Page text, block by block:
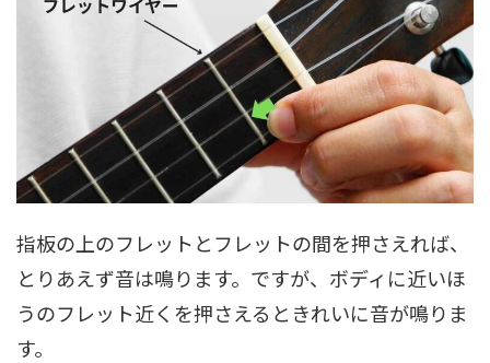
指板の上のフレットとフレットの間を押さえれば、
とりあえず音は鳴ります。ですが、ボディに近いほ
うのフレット近くを押さえるときれいに音が鳴りま
す。